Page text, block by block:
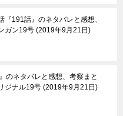
『191話』のネタバレと感想、
ガン19号 2019年9月21日
のネタバレと感想、考察まと
ジナル19号 2019年9月21日